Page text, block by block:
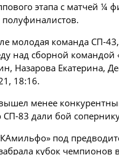
этапа с матчей ¼
молодая команда СП-
над сборной
Назарова Екатерина,
18:16.
менее
СП-83 дали бой
под
кубок чемпионов